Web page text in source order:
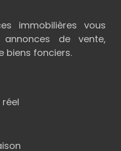
immobilières vous
de vente,
biens fonciers.